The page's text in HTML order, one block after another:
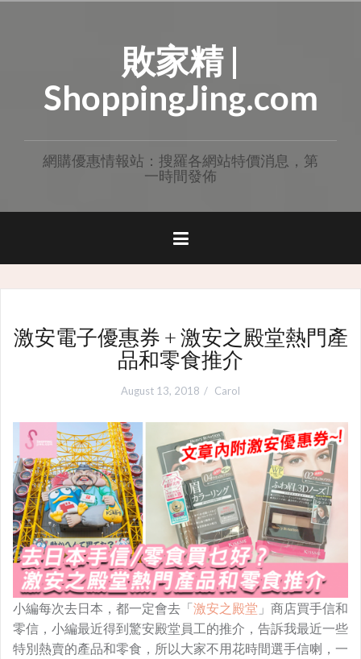
敗家精 |
ShoppingJing.com
網購優惠情報站：搜羅各網站特價消息，第
一時間發佈
激安電子優惠券 + 激安之殿堂熱門產
品和零食推介
August 13, 2018 Carol
小編每次去日本，都一定會去「激安之殿堂 」商店買手信和
零信，小編最近得到驚安殿堂員工的推介，告訴我最近一些
特別熱賣的產品和零食，所以大家不用花時間選手信喇，一